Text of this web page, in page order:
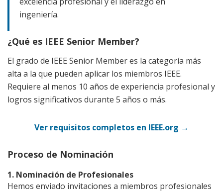
ingeniería.
¿Qué es IEEE Senior Member?
El grado de IEEE Senior Member es la categoría más
alta a la que pueden aplicar los miembros IEEE.
Requiere al menos 10 años de experiencia profesional y
logros significativos durante 5 años o más.
Ver requisitos completos en IEEE.org →
Proceso de Nominación
1. Nominación de Profesionales
Hemos enviado invitaciones a miembros profesionales